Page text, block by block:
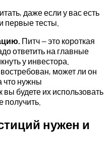
даже если у вас есть
первые тесты.
Питч — это короткая
ответить на главные
у инвестора.
может ли он
что нужны
будете их использовать
получить.
нужен и